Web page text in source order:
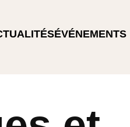
ÉVÉNEMENTS